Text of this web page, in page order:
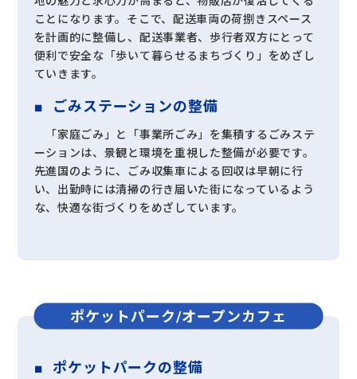
ことになります。そこで、配送車両の荷捌きスペース
を計画的に整備し、配送事業者、歩行者双方にとって
便利で安全な「歩いて暮らせるまちづくり」をめざし
ていきます。
ごみステーションの整備
「家庭ごみ」と「事業所ごみ」を集積するごみステ
ーションは、景観と環境を重視した整備が必要です。
先進国のように、ごみ収集車による回収は早朝に行
い、出勤時には清掃の行き届いた街になっているよう
な、快適な街づくりをめざしています。
ポケットパーク/オープンカフェ
ポケットパークの整備